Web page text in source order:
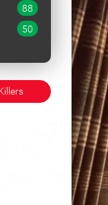
88
50